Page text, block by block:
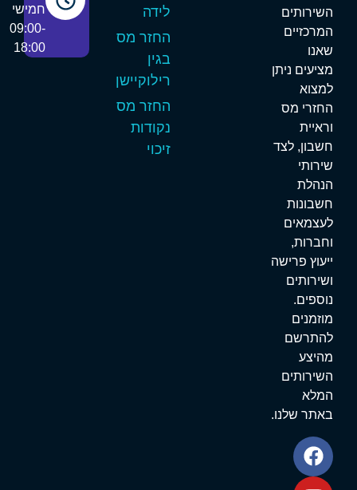
ניתן
מס
לצד
פרישה
שלנו.
החזר מס
רילוקיישן
החזר מס
נקודות
חמישי
09:00-
18:00